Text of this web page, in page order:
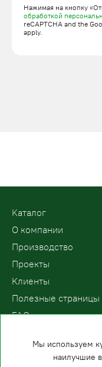
Нажимая на кнопку
обработкой
reCAPTCHA and the
apply.
Kаталог
О компании
Производство
Проекты
Клиенты
Полезные страницы
FAQ
Мы используем
наилучшие